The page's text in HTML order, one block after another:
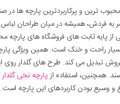
ترین و پرکاربردترین پارچه ها
فردش، همیشه در میان طراحان لباس
از پایه ثابت های فروشگاه های
بسیار راحت و خنک است. همین ویژگی
تبدیل می کند. طرح های گلدار
همچنین، استفاده از پارچه نخی گلدار
و وسیع بودن کاربردهای این پارچه است.